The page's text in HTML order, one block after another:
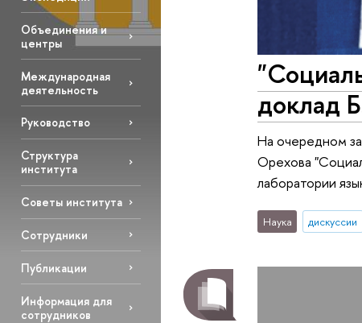
Объединения и
центры
Международная
деятельность
Руководство
Структура
института
Советы института
Сотрудники
Публикации
Информация для
сотрудников
доклад
На очередном
Орехова
лаборатории
Наука дискуссии